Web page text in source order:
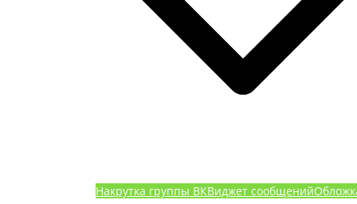
Накрутка группы ВКВиджет сообщений